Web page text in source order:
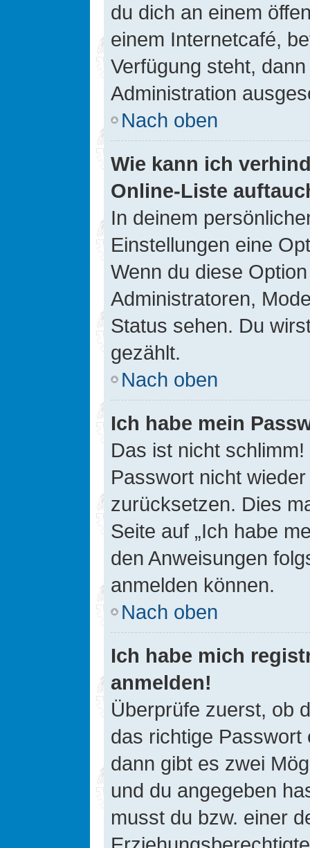
du dich an einem
einem Internetcafé,
Verfügung steht,
Administration
Nach oben
Wie kann ich
Online-Liste
In deinem
Einstellungen eine
Wenn du diese
Administratoren,
Status sehen. Du
gezählt.
Nach oben
Ich habe mein
Das ist nicht
Passwort nicht
zurücksetzen. Dies
Seite auf „Ich habe
den Anweisungen
anmelden können.
Nach oben
Ich habe mich
anmelden!
Überprüfe zuerst, ob
das richtige Passwort
dann gibt es zwei
und du angegeben
musst du bzw. einer